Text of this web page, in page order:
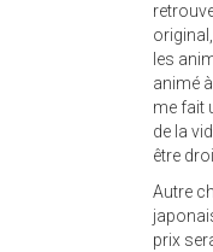
les
animé
me fait
de la
être
Autre
prix